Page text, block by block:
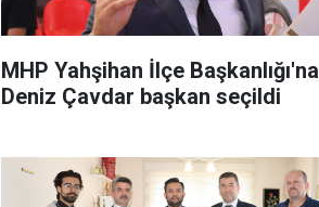
MHP Yahşihan İlçe Başkanlığı'na
Deniz Çavdar başkan seçildi